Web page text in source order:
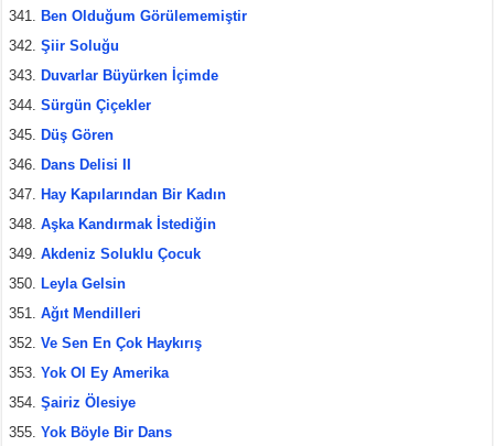
Ben Olduğum Görülememiştir
Şiir Soluğu
Duvarlar Büyürken İçimde
Sürgün Çiçekler
Düş Gören
Dans Delisi II
Hay Kapılarından Bir Kadın
Aşka Kandırmak İstediğin
Akdeniz Soluklu Çocuk
Leyla Gelsin
Ağıt Mendilleri
Ve Sen En Çok Haykırış
Yok Ol Ey Amerika
Şairiz Ölesiye
Yok Böyle Bir Dans